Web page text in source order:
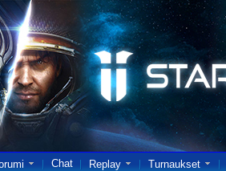
Chat Replay Turnaukset